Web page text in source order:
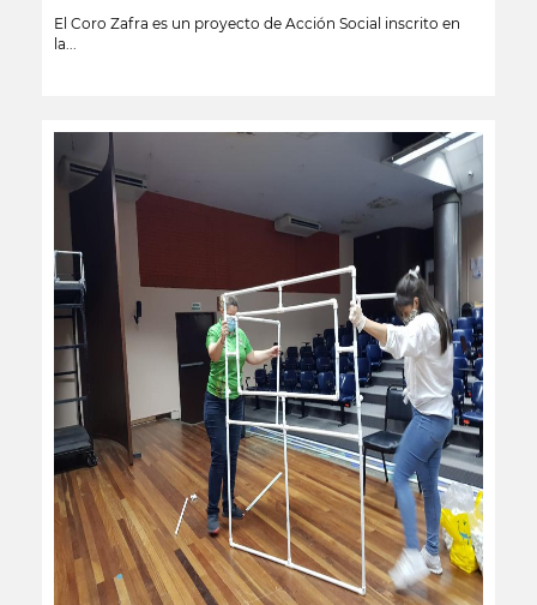
El Coro Zafra es un proyecto de Acción Social inscrito en
la...